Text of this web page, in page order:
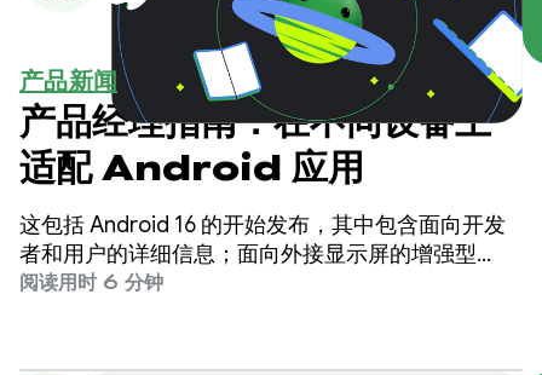
产品新闻
产品经理指南：在不同设备上
适配 Android 应用
这包括 Android 16 的开始发布，其中包含面向开发
者和用户的详细信息；面向外接显示屏的增强型
Android 桌面体验的开发者预览版；面向 Google 应
阅读用时 6 分钟